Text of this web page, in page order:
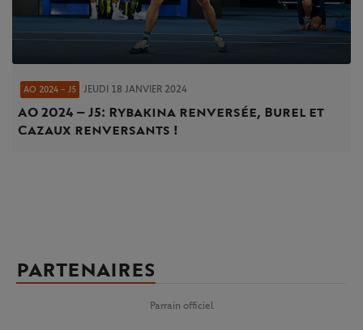
AO 2024 – J5 JEUDI 18 JANVIER 2024
AO 2024 – J5 : Rybakina renversée, Burel et
Cazaux renversants !
PARTENAIRES
Parrain officiel